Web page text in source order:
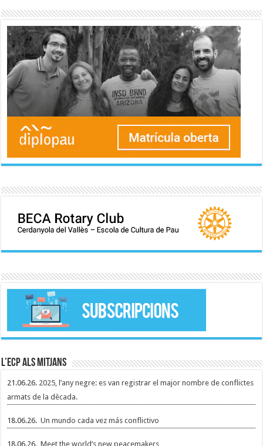
L’ECP als mitjans
21.06.26. 2025, l’any negre: es van registrar el major nombre de conflictes
armats de la dècada.
18.06.26.Un mundo cada vez más conflictivo
18.06.26.Meet the world’s new peacemakers